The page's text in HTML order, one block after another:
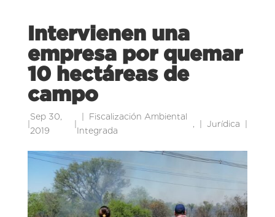
Intervienen una
empresa por quemar
10 hectáreas de
campo
|
Sep 30,
2019
|
Fiscalización Ambiental
Integrada
, Jurídica |